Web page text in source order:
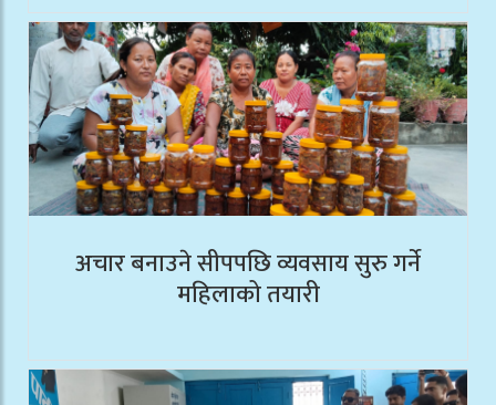
अचार बनाउने सीपपछि व्यवसाय सुरु गर्ने
महिलाको तयारी